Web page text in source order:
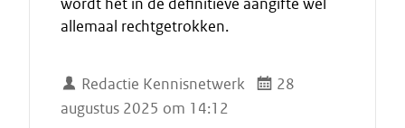
wordt het in de definitieve aangifte wel
allemaal rechtgetrokken.
Redactie Kennisnetwerk
28
augustus 2025 om 14:12